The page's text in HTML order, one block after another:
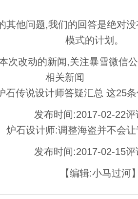
其他问题,我们的回答是绝对
模式的计划。
次改动的新闻,关注暴雪微信
相关新闻
石传说设计师答疑汇总 这25
发布时间:2017-02-22
炉石设计师:调整海盗并不会
发布时间:2017-02-15
【编辑:小马过河